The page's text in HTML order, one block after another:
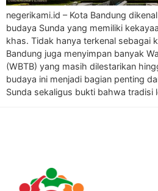
negerikami.id – Kota Bandung
budaya Sunda yang memiliki
khas. Tidak hanya terkenal sebagai
Bandung juga menyimpan banyak
(WBTB) yang masih dilestarikan
budaya ini menjadi bagian penting
Sunda sekaligus bukti bahwa tradisi